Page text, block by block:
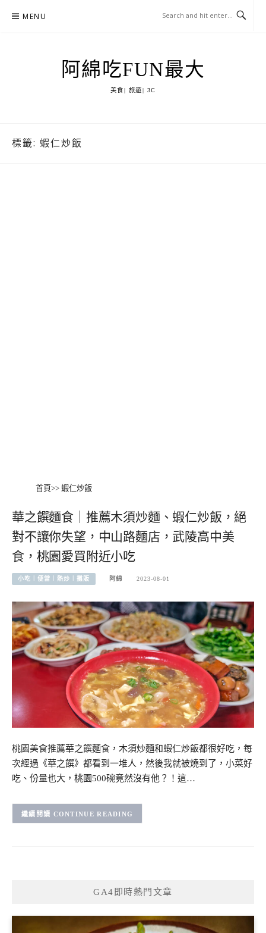
MENU
阿綿吃FUN最大
美食| 旅遊| 3C
標籤: 蝦仁炒飯
首頁>> 蝦仁炒飯
華之饌麵食｜推薦木須炒麵、蝦仁炒飯，絕
對不讓你失望，中山路麵店，武陵高中美
食，桃園愛買附近小吃
小吃︱便當︱熱炒︱攤販 阿綿 2023-08-01
桃園美食推薦華之饌麵食，木須炒麵和蝦仁炒飯都很好吃，每
次經過《華之饌》都看到一堆人，然後我就被燒到了，小菜好
吃、份量也大，桃園500碗竟然沒有他？！這…
CONTINUE READING
GA4即時熱門文章